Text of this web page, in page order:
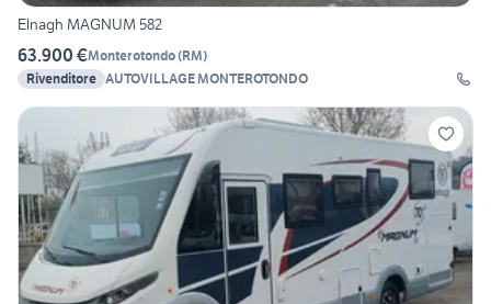
Elnagh MAGNUM 582
63.900 €Monterotondo(RM)
Rivenditore AUTOVILLAGE MONTEROTONDO